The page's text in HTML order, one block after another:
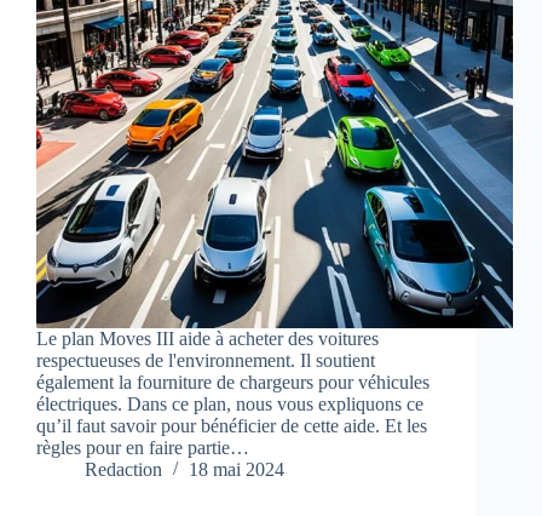
Le plan Moves III aide à acheter des voitures
respectueuses de l'environnement. Il soutient
également la fourniture de chargeurs pour véhicules
électriques. Dans ce plan, nous vous expliquons ce
qu’il faut savoir pour bénéficier de cette aide. Et les
règles pour en faire partie…
Redaction
18 mai 2024